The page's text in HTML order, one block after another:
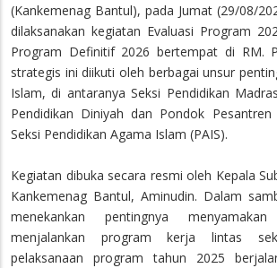
(Kankemenag Bantul), pada Jumat (29/08/
dilaksanakan kegiatan Evaluasi Program
Program Definitif 2026 bertempat di RM.
strategis ini diikuti oleh berbagai unsur
Islam, di antaranya Seksi Pendidikan
Pendidikan Diniyah dan Pondok
Seksi Pendidikan Agama Islam (PAIS).
Kegiatan dibuka secara resmi oleh Kepala
Kankemenag Bantul, Aminudin. Dalam
menekankan pentingnya
menjalankan program kerja lintas
pelaksanaan program tahun 2025